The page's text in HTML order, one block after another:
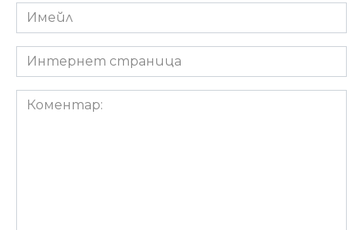
Имейл
*
Интернет
страница
Коментар: